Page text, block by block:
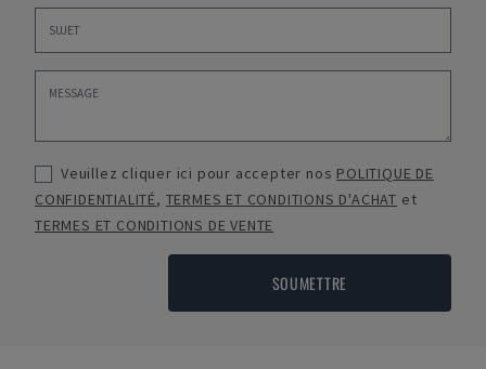
Veuillez cliquer ici pour accepter nos POLITIQUE DE
CONFIDENTIALITÉ, TERMES ET CONDITIONS D'ACHAT et
TERMES ET CONDITIONS DE VENTE
SOUMETTRE